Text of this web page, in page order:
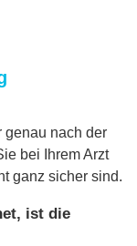
genau nach der
bei Ihrem Arzt
ganz sicher sind.
ist die